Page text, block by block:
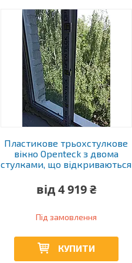
Пластикове трьохстулкове
вікно Openteck з двома
стулками, що відкриваються
від 4 919 ₴
Під замовлення
КУПИТИ